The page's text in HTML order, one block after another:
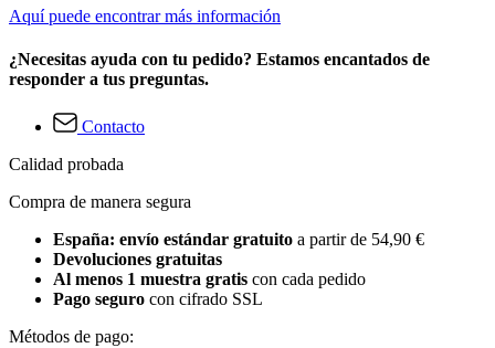
Aquí puede encontrar más información
¿Necesitas ayuda con tu pedido? Estamos encantados de
responder a tus preguntas.
Contacto
Calidad probada
Compra de manera segura
España: envío estándar gratuito a partir de 54,90 €
Devoluciones gratuitas
Al menos 1 muestra gratis con cada pedido
Pago seguro con cifrado SSL
Métodos de pago: